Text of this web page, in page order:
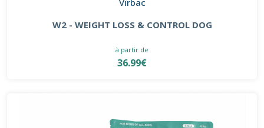
W2 - WEIGHT LOSS & CONTROL DOG
à partir de
36.99€